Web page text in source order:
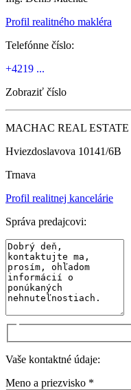
Profil realitného makléra
Telefónne číslo:
+4219 ...
Zobraziť číslo
MACHAC REAL ESTATE
Hviezdoslavova 10141/6B
Trnava
Profil realitnej kancelárie
Správa predajcovi:
Vaše kontaktné údaje:
Meno a priezvisko *